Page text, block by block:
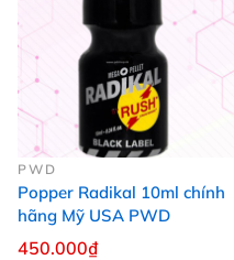
PWD
Popper Radikal 10ml chính
hãng Mỹ USA PWD
450.000₫